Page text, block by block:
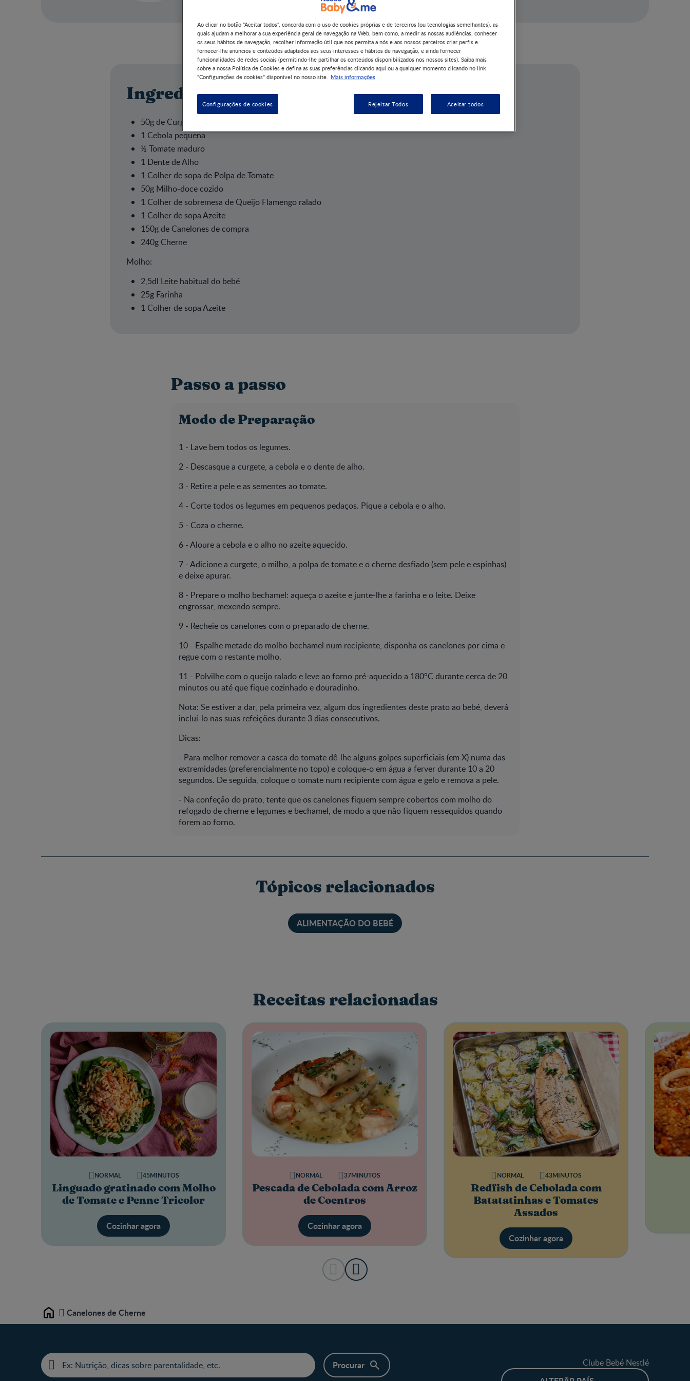
Ingredientes
50g de Curgete
1 Cebola pequena
½ Tomate maduro
1 Dente de Alho
1 Colher de sopa de Polpa de Tomate
50g Milho-doce cozido
1 Colher de sobremesa de Queijo Flamengo ralado
1 Colher de sopa Azeite
150g de Canelones de compra
240g Cherne
Molho:
2,5dl Leite habitual do bebé
25g Farinha
1 Colher de sopa Azeite
Passo a passo
Modo de Preparação
1 - Lave bem todos os legumes.
2 - Descasque a curgete, a cebola e o dente de alho.
3 - Retire a pele e as sementes ao tomate.
4 - Corte todos os legumes em pequenos pedaços. Pique a cebola e o alho.
5 - Coza o cherne.
6 - Aloure a cebola e o alho no azeite aquecido.
7 - Adicione a curgete, o milho, a polpa de tomate e o cherne desfiado (sem pele e espinhas)
e deixe apurar.
8 - Prepare o molho bechamel: aqueça o azeite e junte-lhe a farinha e o leite. Deixe
engrossar, mexendo sempre.
9 - Recheie os canelones com o preparado de cherne.
10 - Espalhe metade do molho bechamel num recipiente, disponha os canelones por cima e
regue com o restante molho.
11 - Polvilhe com o queijo ralado e leve ao forno pré-aquecido a 180°C durante cerca de 20
minutos ou até que fique cozinhado e douradinho.
Nota: Se estiver a dar, pela primeira vez, algum dos ingredientes deste prato ao bebé, deverá
inclui-lo nas suas refeições durante 3 dias consecutivos.
Dicas:
- Para melhor remover a casca do tomate dê-lhe alguns golpes superficiais (em X) numa das
extremidades (preferencialmente no topo) e coloque-o em água a ferver durante 10 a 20
segundos. De seguida, coloque o tomate num recipiente com água e gelo e remova a pele.
- Na confeção do prato, tente que os canelones fiquem sempre cobertos com molho do
refogado de cherne e legumes e bechamel, de modo a que não fiquem ressequidos quando
forem ao forno.
Tópicos relacionados
ALIMENTAÇÃO DO BEBÉ
Receitas relacionadas
Linguado gratinado com Molho
de Tomate e Penne Tricolor
NORMAL 45MINUTOS
Cozinhar agora
Pescada de Cebolada com Arroz
de Coentros
NORMAL 37MINUTOS
Cozinhar agora
Redfish de Cebolada com
Batatatinhas e Tomates
Assados
NORMAL 43MINUTOS
Cozinhar agora
Home Canelones de Cherne
Clube Bebé Nestlé
Ao clicar no botão "Aceitar todos", concorda com o uso de cookies próprias e de terceiros (ou tecnologias semelhantes), as
quais ajudam a melhorar a sua experiência geral de navegação na Web, bem como, a medir as nossas audiências, conhecer
os seus hábitos de navegação, recolher informação útil que nos permita a nós e aos nossos parceiros criar perfis e
fornecer-lhe anúncios e conteúdos adaptados aos seus interesses e hábitos de navegação, e ainda fornecer
funcionalidades de redes sociais (permitindo-lhe partilhar os conteúdos disponibilizados nos nossos sites). Saiba mais
sobre a nossa Política de Cookies e defina as suas preferências clicando aqui ou a qualquer momento clicando no link
"Configurações de cookies" disponível no nosso site. Mais informações
Rejeitar Todos Aceitar todos
Configurações de cookies